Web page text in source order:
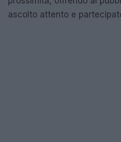
ascolto attento e